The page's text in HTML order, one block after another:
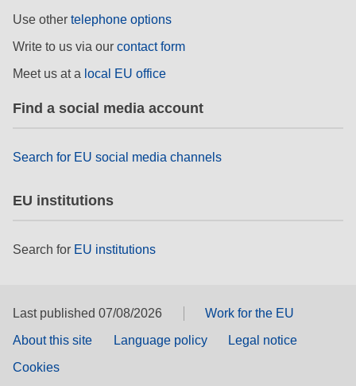
justice, droits fondamentaux et humains,
et démocratie
Use other telephone options
Write to us via our contact form
Meet us at a local EU office
Find a social media account
Search for EU social media channels
EU institutions
Search for EU institutions
Last published 07/08/2026
Work for the EU
About this site
Language policy
Legal notice
Cookies